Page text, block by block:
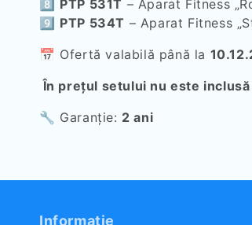
8️⃣ PTP 531T – Aparat Fitness
9️⃣ PTP 534T – Aparat Fitness
📅 Ofertă valabilă până la
În prețul setului nu este
🔧 Garanție: 2 ani
Informație